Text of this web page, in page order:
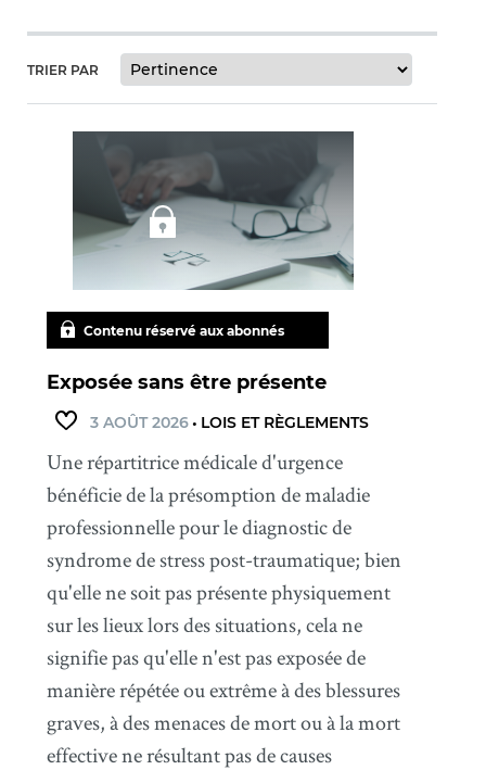
TRIER PAR
Contenu réservé aux abonnés
Exposée sans être présente
3 AOÛT 2026• LOIS ET RÈGLEMENTS
Une répartitrice médicale d'urgence
bénéficie de la présomption de maladie
professionnelle pour le diagnostic de
syndrome de stress post-traumatique; bien
qu'elle ne soit pas présente physiquement
sur les lieux lors des situations, cela ne
signifie pas qu'elle n'est pas exposée de
manière répétée ou extrême à des blessures
graves, à des menaces de mort ou à la mort
effective ne résultant pas de causes